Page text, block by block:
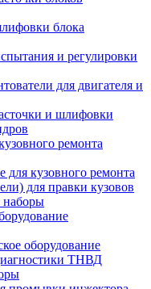
блока
и регулировки
для двигателя и
и шлифовки
ремонта
для кузовного ремонта
для правки кузовов
наборы
оборудование
ТНВД